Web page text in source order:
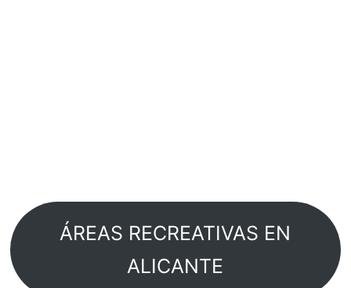
ÁREAS RECREATIVAS EN
ALICANTE